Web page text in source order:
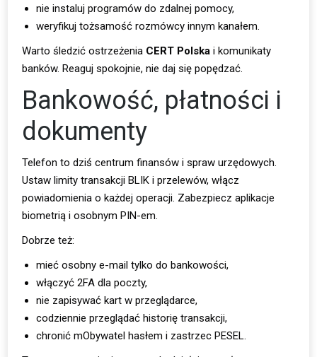
nie instaluj programów do zdalnej pomocy,
weryfikuj tożsamość rozmówcy innym kanałem.
Warto śledzić ostrzeżenia CERT Polska i komunikaty
banków. Reaguj spokojnie, nie daj się popędzać.
Bankowość, płatności i
dokumenty
Telefon to dziś centrum finansów i spraw urzędowych.
Ustaw limity transakcji BLIK i przelewów, włącz
powiadomienia o każdej operacji. Zabezpiecz aplikacje
biometrią i osobnym PIN-em.
Dobrze też:
mieć osobny e-mail tylko do bankowości,
włączyć 2FA dla poczty,
nie zapisywać kart w przeglądarce,
codziennie przeglądać historię transakcji,
chronić mObywatel hasłem i zastrzec PESEL.